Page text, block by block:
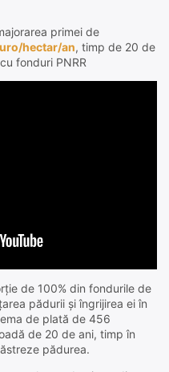
primei de
hectar/an, timp de 20 de
fonduri PNRR
de 100% din fondurile de
pădurii și îngrijirea ei în
de plată de 456
de 20 de ani, timp în
pădurea.